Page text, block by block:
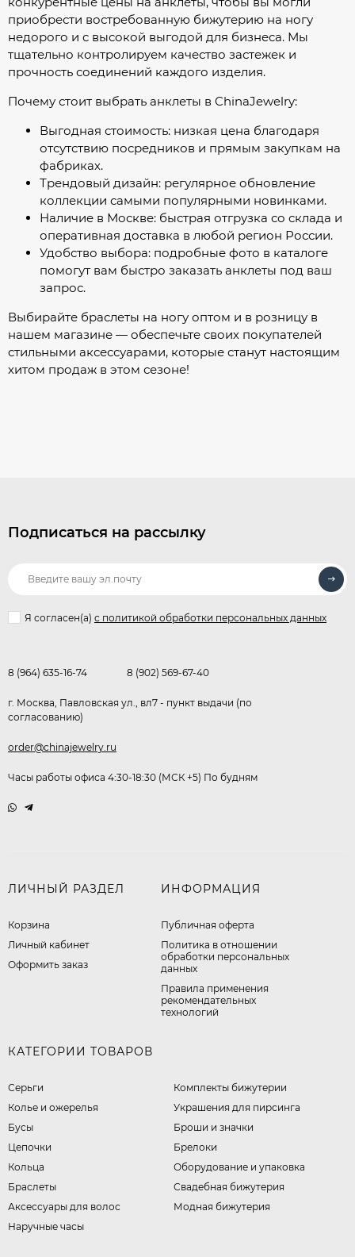
приобрести востребованную бижутерию на ногу
недорого и с высокой выгодой для бизнеса. Мы
тщательно контролируем качество застежек и
прочность соединений каждого изделия.
Почему стоит выбрать анклеты в ChinaJewelry:
Выгодная стоимость: низкая цена благодаря
отсутствию посредников и прямым закупкам на
фабриках.
Трендовый дизайн: регулярное обновление
коллекции самыми популярными новинками.
Наличие в Москве: быстрая отгрузка со склада и
оперативная доставка в любой регион России.
Удобство выбора: подробные фото в каталоге
помогут вам быстро заказать анклеты под ваш
запрос.
Выбирайте браслеты на ногу оптом и в розницу в
нашем магазине — обеспечьте своих покупателей
стильными аксессуарами, которые станут настоящим
хитом продаж в этом сезоне!
Подписаться на рассылку
Я согласен(a) с политикой обработки персональных данных
8 (964) 635-16-74 8 (902) 569-67-40
г. Москва, Павловская ул., вл7 - пункт выдачи (по
согласованию)
order@chinajewelry.ru
Часы работы офиса 4:30-18:30 (МСК +5) По будням
ЛИЧНЫЙ РАЗДЕЛ
Корзина
Личный кабинет
Оформить заказ
ИНФОРМАЦИЯ
Публичная оферта
​Политика в отношении
обработки персональных
данных
Правила применения
рекомендательных
технологий
КАТЕГОРИИ ТОВАРОВ
Серьги
Колье и ожерелья
Бусы
Цепочки
Кольца
Браслеты
Аксессуары для волос
Наручные часы
Комплекты бижутерии
Украшения для пирсинга
Броши и значки
Брелоки
Оборудование и упаковка
Свадебная бижутерия
Модная бижутерия